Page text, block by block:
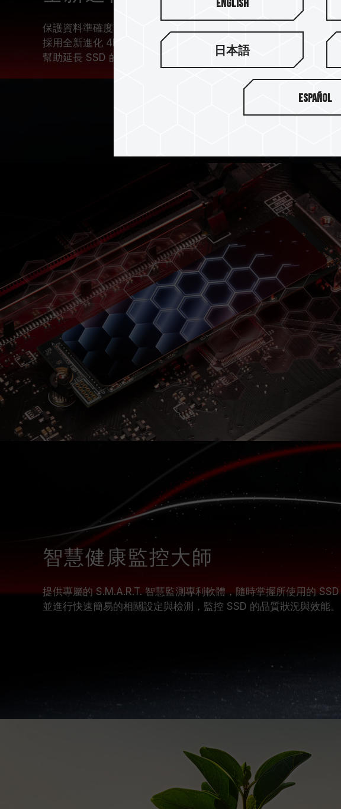
保護資料準確度，同時具有優異的效能及穩定性!
採用全新進化 4K LDPC（Low Density Parity Check Code）技術，
幫助延長 SSD 的使用壽命。
智慧健康監控大師
提供專屬的 S.M.A.R.T. 智慧監測專利軟體，隨時掌握所使用的
並進行快速簡易的相關設定與檢測，監控 SSD 的品質狀況與效能。
English
日本語
Español